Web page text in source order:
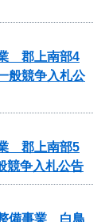
業 郡上南部4
般競争入札公
業 郡上南部5
競争入札公告
備事業 白鳥